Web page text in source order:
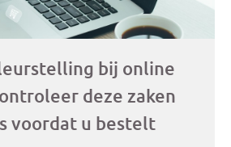
bij online
deze zaken
voordat u bestelt